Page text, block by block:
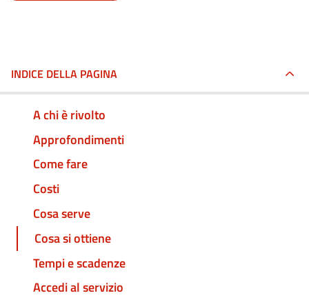
INDICE DELLA PAGINA
A chi è rivolto
Approfondimenti
Come fare
Costi
Cosa serve
Cosa si ottiene
Tempi e scadenze
Accedi al servizio